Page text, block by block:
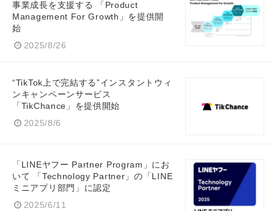
事業成長を支援する 「Product
Management For Growth」を提供開
始
2025/8/26
“TikTok上で完結する”インスタントウィ
ンキャンペーンサービス
「TikChance」を提供開始
2025/8/6
「LINEヤフー Partner Program」にお
いて 「Technology Partner」の「LINE
ミニアプリ部門」に認定
2025/6/11